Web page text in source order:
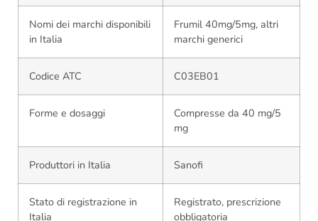
Nomi dei marchi disponibili
in Italia
Frumil 40mg/5mg, altri
marchi generici
Codice ATC C03EB01
Forme e dosaggi
Compresse da 40 mg/5
mg
Produttori in Italia Sanofi
Stato di registrazione in
Italia
Registrato, prescrizione
obbligatoria